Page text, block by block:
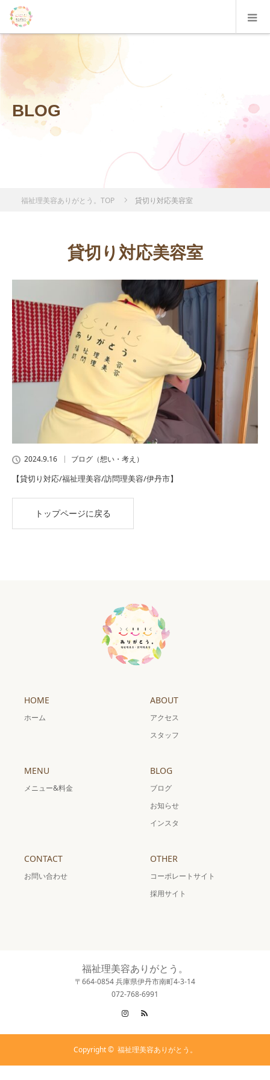
BLOG
福祉理美容ありがとう。TOP 貸切り対応美容室
貸切り対応美容室
2024.9.16 ブログ（想い・考え）
【貸切り対応/福祉理美容/訪問理美容/伊丹市】
トップページに戻る
HOME
ホーム
ABOUT
アクセス
スタッフ
MENU
メニュー&料金
BLOG
ブログ
お知らせ
インスタ
CONTACT
お問い合わせ
OTHER
コーポレートサイト
採用サイト
福祉理美容ありがとう。
〒664-0854 兵庫県伊丹市南町4-3-14
072-768-6991
Instagram
Copyright © 福祉理美容ありがとう。